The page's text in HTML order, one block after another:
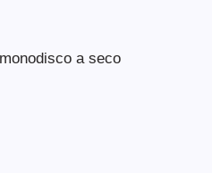
a seco